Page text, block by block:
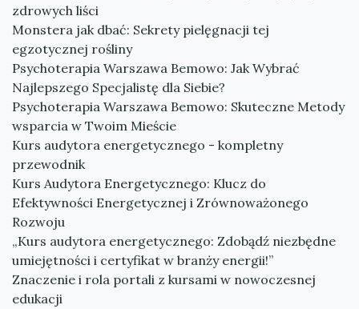
zdrowych liści
Monstera jak dbać: Sekrety pielęgnacji tej
egzotycznej rośliny
Psychoterapia Warszawa Bemowo: Jak Wybrać
Najlepszego Specjalistę dla Siebie?
Psychoterapia Warszawa Bemowo: Skuteczne Metody
wsparcia w Twoim Mieście
Kurs audytora energetycznego - kompletny
przewodnik
Kurs Audytora Energetycznego: Klucz do
Efektywności Energetycznej i Zrównoważonego
Rozwoju
„Kurs audytora energetycznego: Zdobądź niezbędne
umiejętności i certyfikat w branży energii!”
Znaczenie i rola portali z kursami w nowoczesnej
edukacji